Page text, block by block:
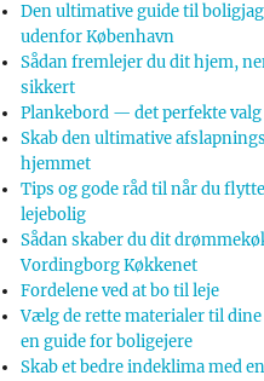
Den ultimative guide til
udenfor København
Sådan fremlejer du dit hjem,
sikkert
Plankebord — det perfekte
Skab den ultimative
hjemmet
Tips og gode råd til når du
lejebolig
Sådan skaber du dit
Vordingborg Køkkenet
Fordelene ved at bo til leje
Vælg de rette materialer til
en guide for boligejere
Skab et bedre indeklima med